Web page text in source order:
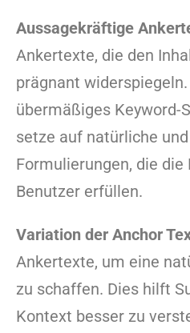
Aussagekräftige
Ankertexte, die den
prägnant
übermäßiges Keyword-
setze auf natürliche
Formulierungen, die die
Benutzer erfüllen.
Variation der Anchor
Ankertexte, um eine
zu schaffen. Dies hilft
Kontext besser zu